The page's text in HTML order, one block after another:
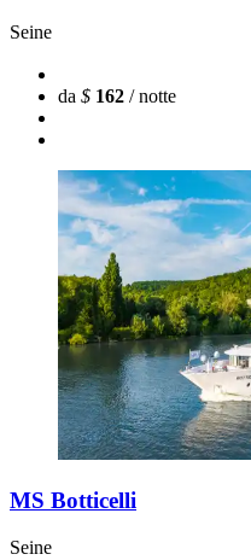
Seine
da $ 162 / notte
MS Botticelli
Seine